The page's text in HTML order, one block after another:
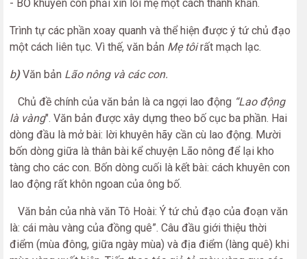
- BỐ khuyên con phải xin lỗi mẹ một cách thành khẩn.
Trình tự các phần xoay quanh và thể hiện được ý tứ chủ đạo
một cách liên tục. Vì thế, văn bản Mẹ tôirất mạch lạc.
b)Văn bản Lão nông và các con.
Chủ đề chính của văn bản là ca ngợi lao động “Lao động
là vàng". Văn bản được xây dựng theo bố cục ba phần. Hai
dòng đầu là mở bài: lời khuyên hãy cần cù lao động. Mười
bốn dòng giữa là thân bài kể chuyện Lão nông để lại kho
tàng cho các con. Bốn dòng cuối là kết bài: cách khuyên con
lao động rất khôn ngoan của ông bố.
Văn bản của nhà văn Tô Hoài: Ý tứ chủ đạo của đoạn văn
là: cái màu vàng của đồng quê”. Câu đầu giới thiệu thời
điểm (mùa đông, giữa ngày mùa) và địa điểm (làng quê) khi